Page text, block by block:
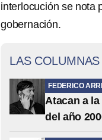
interlocución se nota
gobernación.
LAS
FEDERICO
Atacan a
del año